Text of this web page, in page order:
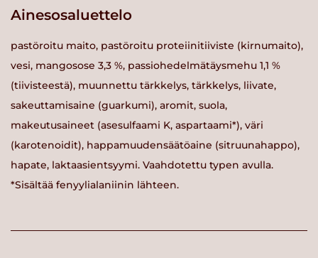
Ainesosaluettelo
pastöroitu maito, pastöroitu proteiinitiiviste (kirnumaito),
vesi, mangosose 3,3 %, passiohedelmätäysmehu 1,1 %
(tiivisteestä), muunnettu tärkkelys, tärkkelys, liivate,
sakeuttamisaine (guarkumi), aromit, suola,
makeutusaineet (asesulfaami K, aspartaami*), väri
(karotenoidit), happamuudensäätöaine (sitruunahappo),
hapate, laktaasientsyymi. Vaahdotettu typen avulla.
*Sisältää fenyylialaniinin lähteen.